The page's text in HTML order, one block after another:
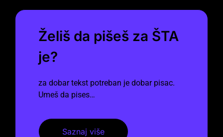
Želiš da pišeš za ŠTA
je?
za dobar tekst potreban je dobar pisac.
Umeš da pises…
Saznaj više